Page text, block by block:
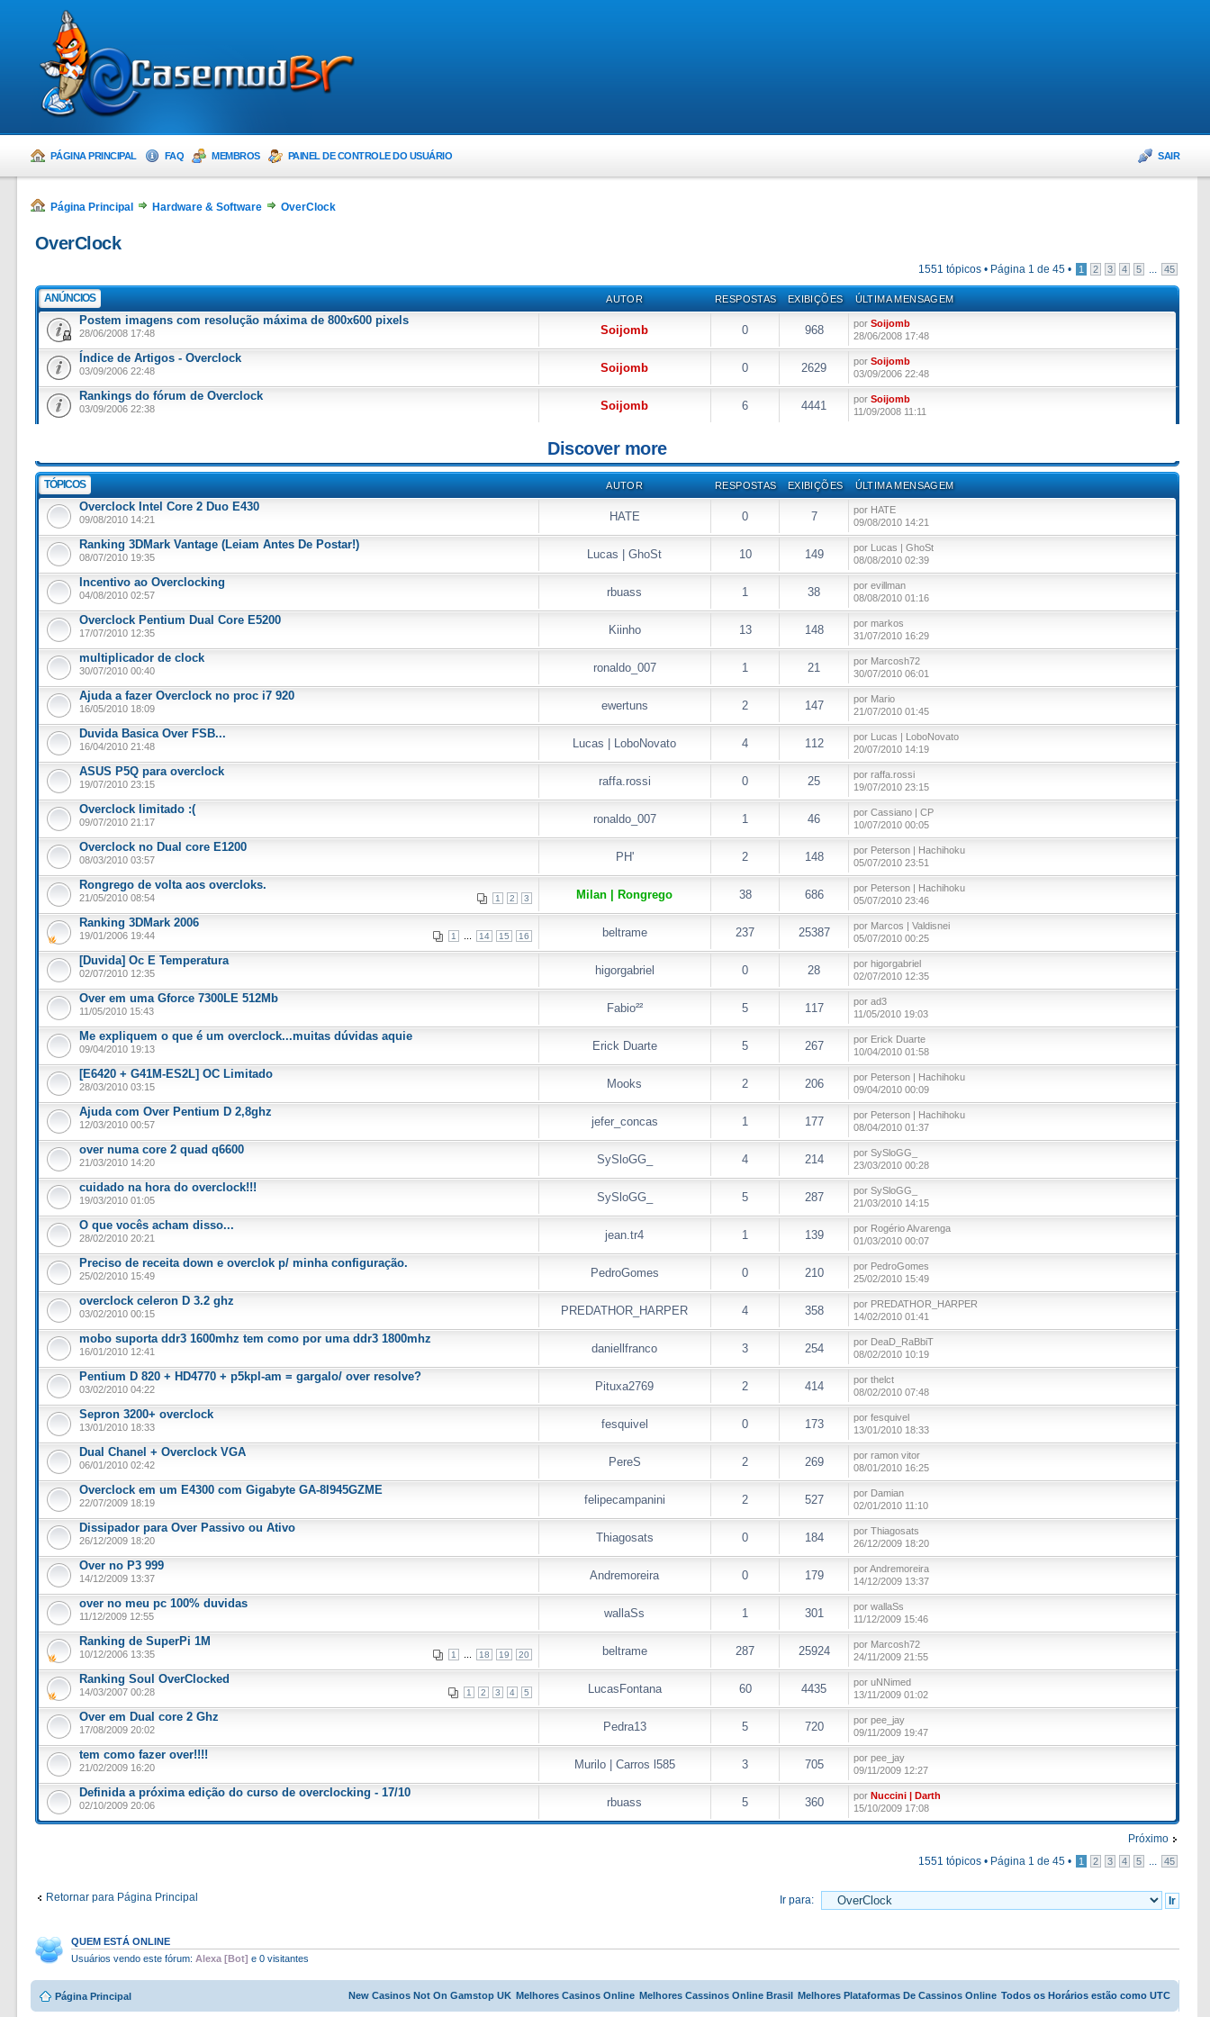
PÁGINA PRINCIPAL FAQ MEMBROS PAINEL DE CONTROLE DO USUÁRIO SAIR
Página Principal Hardware & Software OverClock
OverClock
1551 tópicos • Página 1 de45 • 1 2 3 4 5 ... 45
ANÚNCIOS AUTOR RESPOSTAS EXIBIÇÕES ÚLTIMA MENSAGEM
Postem imagens com resolução máxima de 800x600 pixels
28/06/2008 17:48 Soijomb 0 968 porSoijomb
28/06/2008 17:48
Índice de Artigos - Overclock
03/09/2006 22:48 Soijomb 0 2629 porSoijomb
03/09/2006 22:48
Rankings do fórum de Overclock
03/09/2006 22:38 Soijomb 6 4441 porSoijomb
11/09/2008 11:11
Discover more
TÓPICOS AUTOR RESPOSTAS EXIBIÇÕES ÚLTIMA MENSAGEM
Overclock Intel Core 2 Duo E430
09/08/2010 14:21 HATE 0 7
por HATE
09/08/2010 14:21
Ranking 3DMark Vantage (Leiam Antes De Postar!)
08/07/2010 19:35 Lucas | GhoSt 10 149
por Lucas | GhoSt
08/08/2010 02:39
Incentivo ao Overclocking
04/08/2010 02:57 rbuass 1 38
por evillman
08/08/2010 01:16
Overclock Pentium Dual Core E5200
17/07/2010 12:35 Kiinho 13 148
por markos
31/07/2010 16:29
multiplicador de clock
30/07/2010 00:40 ronaldo_007 1 21
por Marcosh72
30/07/2010 06:01
Ajuda a fazer Overclock no proc i7 920
16/05/2010 18:09 ewertuns 2 147
por Mario
21/07/2010 01:45
Duvida Basica Over FSB...
16/04/2010 21:48 Lucas | LoboNovato 4 112
por Lucas | LoboNovato
20/07/2010 14:19
ASUS P5Q para overclock
19/07/2010 23:15 raffa.rossi 0 25
por raffa.rossi
19/07/2010 23:15
Overclock limitado :(
09/07/2010 21:17 ronaldo_007 1 46
por Cassiano | CP
10/07/2010 00:05
Overclock no Dual core E1200
08/03/2010 03:57 PH' 2 148
por Peterson | Hachihoku
05/07/2010 23:51
Rongrego de volta aos overcloks.
1 2 3
21/05/2010 08:54 Milan | Rongrego 38 686
por Peterson | Hachihoku
05/07/2010 23:46
Ranking 3DMark 2006
1 14 15 16
19/01/2006 19:44 beltrame 237 25387
por Marcos | Valdisnei
05/07/2010 00:25
[Duvida] Oc E Temperatura
02/07/2010 12:35 higorgabriel 0 28
por higorgabriel
02/07/2010 12:35
Over em uma Gforce 7300LE 512Mb
11/05/2010 15:43 Fabio²² 5 117
por ad3
11/05/2010 19:03
Me expliquem o que é um overclock...muitas dúvidas aquie
09/04/2010 19:13 Erick Duarte 5 267
por Erick Duarte
10/04/2010 01:58
[E6420 + G41M-ES2L] OC Limitado
28/03/2010 03:15 Mooks 2 206
por Peterson | Hachihoku
09/04/2010 00:09
Ajuda com Over Pentium D 2,8ghz
12/03/2010 00:57 jefer_concas 1 177
por Peterson | Hachihoku
08/04/2010 01:37
over numa core 2 quad q6600
21/03/2010 14:20 SySloGG_ 4 214
por SySloGG_
23/03/2010 00:28
cuidado na hora do overclock!!!
19/03/2010 01:05 SySloGG_ 5 287
por SySloGG_
21/03/2010 14:15
O que vocês acham disso...
28/02/2010 20:21 jean.tr4 1 139
por Rogério Alvarenga
01/03/2010 00:07
Preciso de receita down e overclok p/ minha configuração.
25/02/2010 15:49 PedroGomes 0 210
por PedroGomes
25/02/2010 15:49
overclock celeron D 3.2 ghz
03/02/2010 00:15 PREDATHOR_HARPER 4 358
por PREDATHOR_HARPER
14/02/2010 01:41
mobo suporta ddr3 1600mhz tem como por uma ddr3 1800mhz
16/01/2010 12:41 daniellfranco 3 254
por DeaD_RaBbiT
08/02/2010 10:19
Pentium D 820 + HD4770 + p5kpl-am = gargalo/ over resolve?
03/02/2010 04:22 Pituxa2769 2 414
por thelct
08/02/2010 07:48
Sepron 3200+ overclock
13/01/2010 18:33 fesquivel 0 173
por fesquivel
13/01/2010 18:33
Dual Chanel + Overclock VGA
06/01/2010 02:42 PereS 2 269
por ramon vitor
08/01/2010 16:25
Overclock em um E4300 com Gigabyte GA-8I945GZME
22/07/2009 18:19 felipecampanini 2 527
por Damian
02/01/2010 11:10
Dissipador para Over Passivo ou Ativo
26/12/2009 18:20 Thiagosats 0 184
por Thiagosats
26/12/2009 18:20
Over no P3 999
14/12/2009 13:37 Andremoreira 0 179
por Andremoreira
14/12/2009 13:37
over no meu pc 100% duvidas
11/12/2009 12:55 wallaSs 1 301
por wallaSs
11/12/2009 15:46
Ranking de SuperPi 1M
1 18 19 20
10/12/2006 13:35 beltrame 287 25924
por Marcosh72
24/11/2009 21:55
Ranking Soul OverClocked
1 2 3 4 5
14/03/2007 00:28 LucasFontana 60 4435
por uNNimed
13/11/2009 01:02
Over em Dual core 2 Ghz
17/08/2009 20:02 Pedra13 5 720
por pee_jay
09/11/2009 19:47
tem como fazer over!!!!
21/02/2009 16:20 Murilo | Carros l585 3 705
por pee_jay
09/11/2009 12:27
Definida a próxima edição do curso de overclocking - 17/10
02/10/2009 20:06 rbuass 5 360 porNuccini | Darth
15/10/2009 17:08
Próximo
1551 tópicos • Página 1 de45 • 1 2 3 4 5 ... 45
Retornar para Página Principal Ir para:
QUEM ESTÁ ONLINE
Usuários vendo este fórum: Alexa [Bot] e 0 visitantes
Página Principal Todos os Horários estão como UTC
Melhores Plataformas De Cassinos Online
Melhores Cassinos Online Brasil
Melhores Casinos Online
New Casinos Not On Gamstop UK